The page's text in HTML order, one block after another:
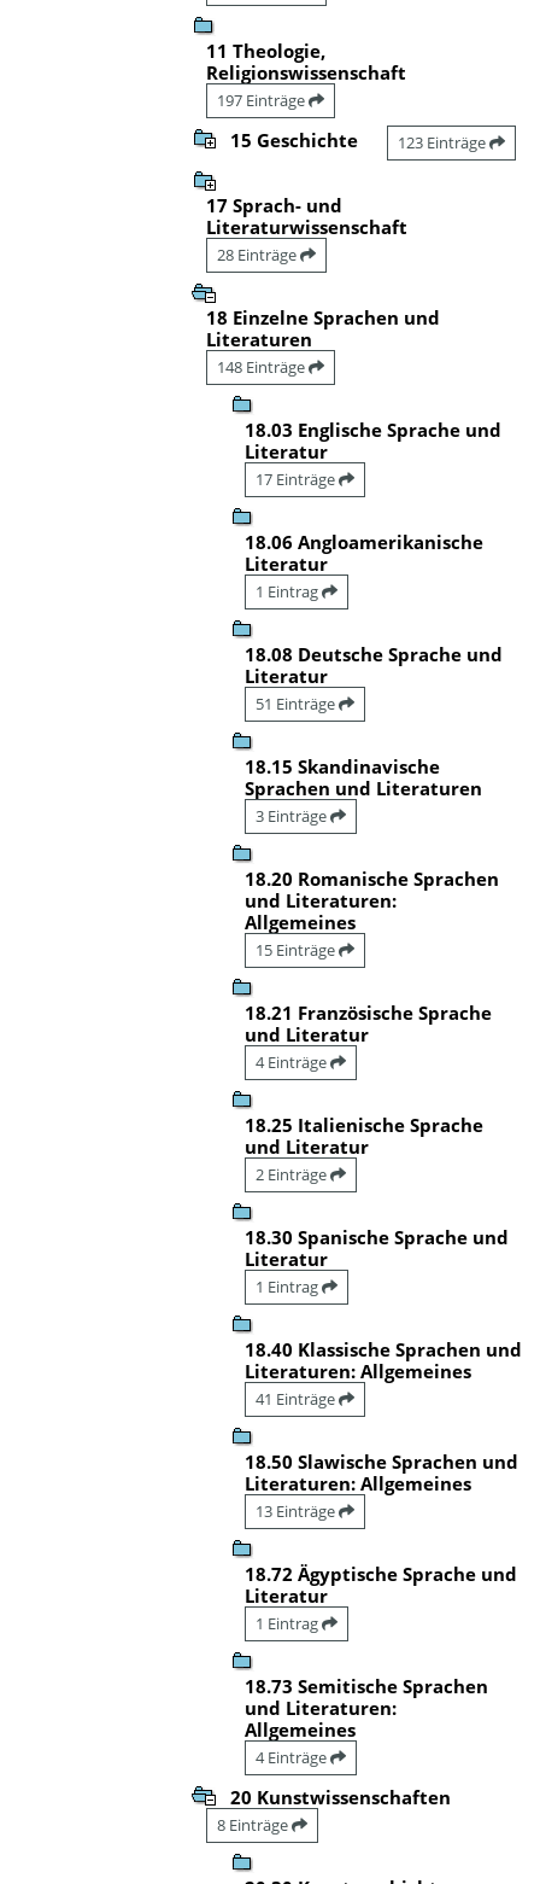
11 Theologie,
Religionswissenschaft
197 Einträge
15 Geschichte 123 Einträge
17 Sprach- und
Literaturwissenschaft
28 Einträge
18 Einzelne Sprachen und
Literaturen
148 Einträge
18.03 Englische Sprache und
Literatur
17 Einträge
18.06 Angloamerikanische
Literatur
1 Eintrag
18.08 Deutsche Sprache und
Literatur
51 Einträge
18.15 Skandinavische
Sprachen und Literaturen
3 Einträge
18.20 Romanische Sprachen
und Literaturen:
Allgemeines
15 Einträge
18.21 Französische Sprache
und Literatur
4 Einträge
18.25 Italienische Sprache
und Literatur
2 Einträge
18.30 Spanische Sprache und
Literatur
1 Eintrag
18.40 Klassische Sprachen und
Literaturen: Allgemeines
41 Einträge
18.50 Slawische Sprachen und
Literaturen: Allgemeines
13 Einträge
18.72 Ägyptische Sprache und
Literatur
1 Eintrag
18.73 Semitische Sprachen
und Literaturen:
Allgemeines
4 Einträge
20 Kunstwissenschaften
8 Einträge